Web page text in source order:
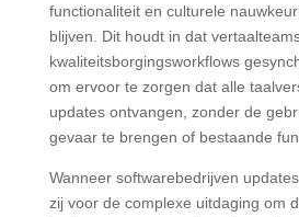
functionaliteit en culturele
blijven. Dit houdt in dat
kwaliteitsborgingsworkflows
om ervoor te zorgen dat alle
updates ontvangen, zonder de
gevaar te brengen of bestaande
Wanneer softwarebedrijven
zij voor de complexe uitdaging om